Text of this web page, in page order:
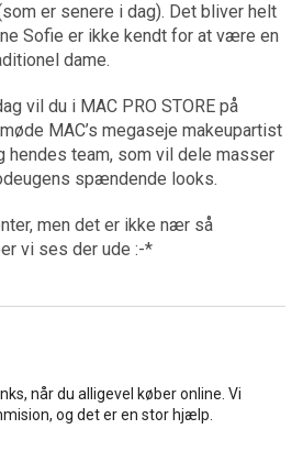
er senere i dag). Det bliver helt
Sofie er ikke kendt for at være en
dame.
vil du i MAC PRO STORE på
MAC’s megaseje makeupartist
hendes team, som vil dele masser
spændende looks.
men det er ikke nær så
vi ses der ude :-*
når du alligevel køber online. Vi
og det er en stor hjælp.